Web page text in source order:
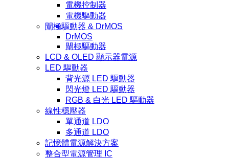
電機控制器
電機驅動器
閘極驅動器 & DrMOS
DrMOS
閘極驅動器
LCD & OLED 顯示器電源
LED 驅動器
背光源 LED 驅動器
閃光燈 LED 驅動器
RGB & 白光 LED 驅動器
線性穩壓器
單通道 LDO
多通道 LDO
記憶體電源解決方案
整合型電源管理 IC